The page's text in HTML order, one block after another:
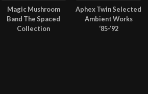
Magic Mushroom
Band The Spaced
Collection
Aphex Twin Selected
Ambient Works
‘85-’92